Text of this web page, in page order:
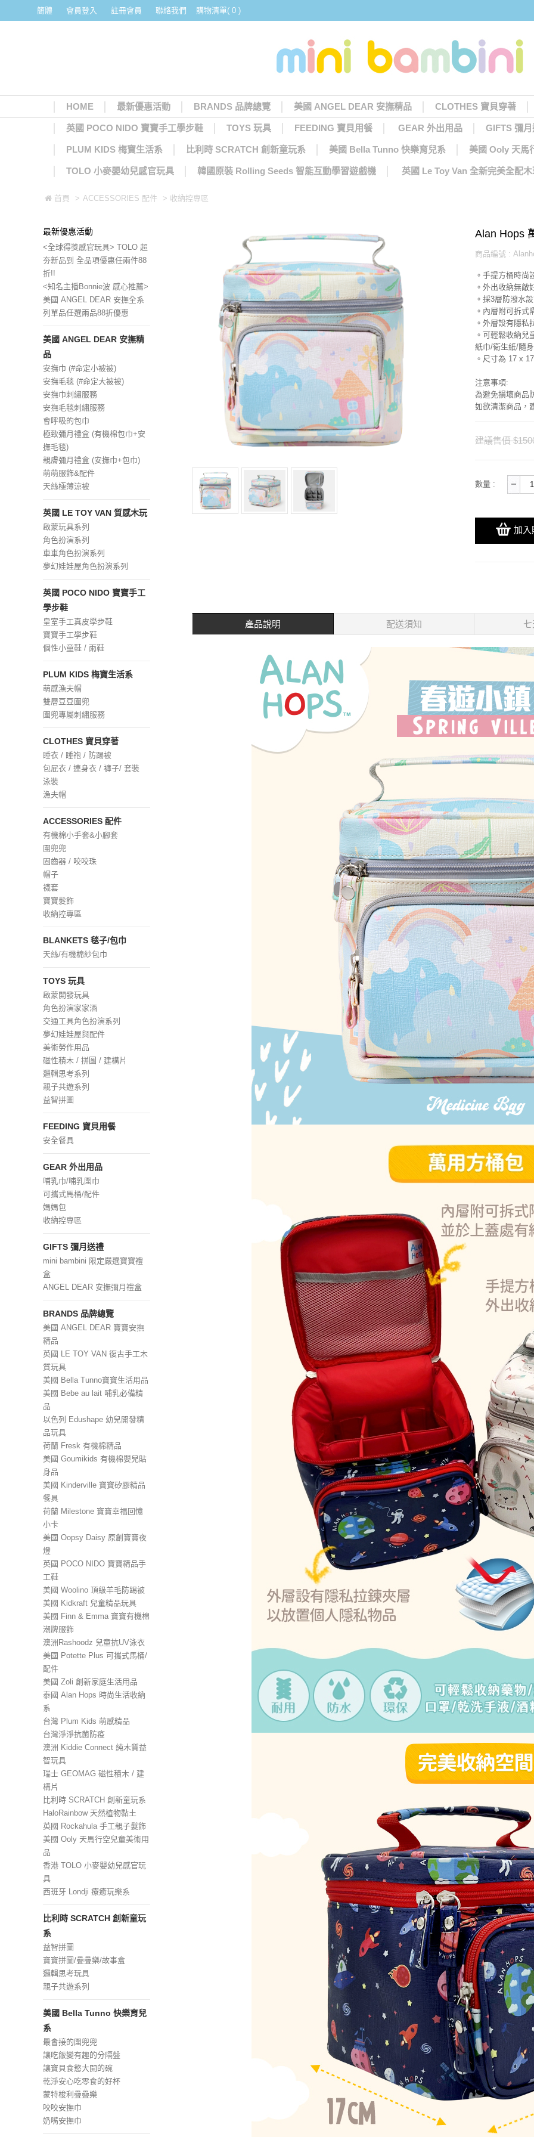
簡體 會員登入 註冊會員 聯絡我們 購物清單( 0 )
HOME 最新優惠活動 BRANDS 品牌總覽 美國 ANGEL DEAR 安撫精品 CLOTHES 寶貝穿著
英國 POCO NIDO 寶寶手工學步鞋 TOYS 玩具 FEEDING 寶貝用餐 GEAR 外出用品 GIFTS 彌
PLUM KIDS 梅寶生活系 比利時 SCRATCH 創新童玩系 美國 Bella Tunno 快樂育兒系 美國 Ooly 天馬
TOLO 小麥嬰幼兒感官玩具 韓國原裝 Rolling Seeds 智能互動學習遊戲機 英國 Le Toy Van 全新完美全配
首頁 > ACCESSORIES 配件 > 收納控專區
最新優惠活動
<全球得獎感官玩具> TOLO 超
夯新品到 全品項優惠任兩件88
折!!
<知名主播Bonnie波 感心推薦>
美國 ANGEL DEAR 安撫全系
列單品任選兩品88折優惠
美國 ANGEL DEAR 安撫精
品
安撫巾 (#命定小被被)
安撫毛毯 (#命定大被被)
安撫巾刺繡服務
安撫毛毯刺繡服務
會呼吸的包巾
極致彌月禮盒 (有機棉包巾+安
撫毛毯)
親膚彌月禮盒 (安撫巾+包巾)
萌萌服飾&配件
天絲極薄涼被
英國 LE TOY VAN 質感木玩
啟蒙玩具系列
角色扮演系列
車車角色扮演系列
夢幻娃娃屋角色扮演系列
英國 POCO NIDO 寶寶手工
學步鞋
皇室手工真皮學步鞋
寶寶手工學步鞋
個性小童鞋 / 雨鞋
PLUM KIDS 梅寶生活系
萌感漁夫帽
雙層豆豆圍兜
圍兜專屬刺繡服務
CLOTHES 寶貝穿著
睡衣 / 睡袍 / 防踢被
包屁衣 / 連身衣 / 褲子/ 套裝
泳裝
漁夫帽
ACCESSORIES 配件
有機棉小手套&小腳套
圍兜兜
固齒器 / 咬咬珠
帽子
襪套
寶寶髮飾
收納控專區
BLANKETS 毯子/包巾
天絲/有機棉紗包巾
TOYS 玩具
啟蒙開發玩具
角色扮演家家酒
交通工具角色扮演系列
夢幻娃娃屋與配件
美術勞作用品
磁性積木 / 拼圖 / 建構片
邏輯思考系列
親子共遊系列
益智拼圖
FEEDING 寶貝用餐
安全餐具
GEAR 外出用品
哺乳巾/哺乳圍巾
可攜式馬桶/配件
媽媽包
收納控專區
GIFTS 彌月送禮
mini bambini 限定嚴選寶寶禮
盒
ANGEL DEAR 安撫彌月禮盒
BRANDS 品牌總覽
美國 ANGEL DEAR 寶寶安撫
精品
英國 LE TOY VAN 復古手工木
質玩具
美國 Bella Tunno寶寶生活用品
美國 Bebe au lait 哺乳必備精
品
以色列 Edushape 幼兒開發精
品玩具
荷蘭 Fresk 有機棉精品
美國 Goumikids 有機棉嬰兒貼
身品
美國 Kinderville 寶寶矽膠精品
餐具
荷蘭 Milestone 寶寶幸福回憶
小卡
美國 Oopsy Daisy 原創寶寶夜
燈
英國 POCO NIDO 寶寶精品手
工鞋
美國 Woolino 頂級羊毛防踢被
美國 Kidkraft 兒童精品玩具
美國 Finn & Emma 寶寶有機棉
潮牌服飾
澳洲Rashoodz 兒童抗UV泳衣
美國 Potette Plus 可攜式馬桶/
配件
美國 Zoli 創新家庭生活用品
泰國 Alan Hops 時尚生活收納
系
台灣 Plum Kids 萌感精品
台灣淨淨抗菌防疫
澳洲 Kiddie Connect 純木質益
智玩具
瑞士 GEOMAG 磁性積木 / 建
構片
比利時 SCRATCH 創新童玩系
HaloRainbow 天然植物黏土
英國 Rockahula 手工親子髮飾
美國 Ooly 天馬行空兒童美術用
品
香港 TOLO 小麥嬰幼兒感官玩
具
西班牙 Londji 療癒玩樂系
比利時 SCRATCH 創新童玩
系
益智拼圖
寶寶拼圖/疊疊樂/故事盒
邏輯思考玩具
親子共遊系列
美國 Bella Tunno 快樂育兒
系
最會接的圍兜兜
讓吃飯變有趣的分隔盤
讓寶貝食慾大開的碗
乾淨安心吃零食的好杯
蒙特梭利疊疊樂
咬咬安撫巾
奶嘴安撫巾
Alan Hops
商品編號 :
。手提方桶時尚
。外出收納無敵
。採3層防潑水
。內層附可拆式
。外層設有隱私
。可輕鬆收納兒
紙巾/衛生紙/隨
。尺寸為 17 x
注意事項:
為避免損壞商品
如欲清潔商品，
建議售價
數量 :
加入
產品說明 配送須知